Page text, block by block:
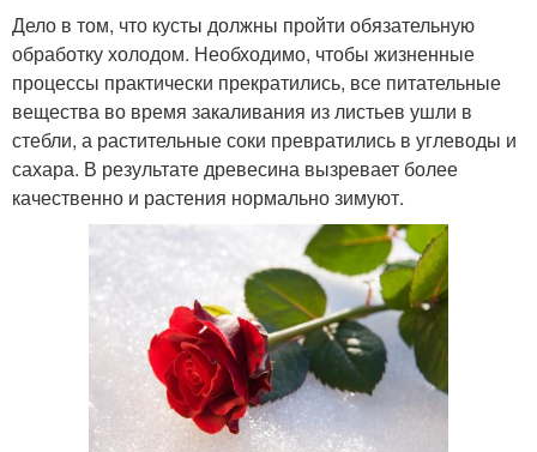
Дело в том, что кусты должны пройти обязательную
обработку холодом. Необходимо, чтобы жизненные
процессы практически прекратились, все питательные
вещества во время закаливания из листьев ушли в
стебли, а растительные соки превратились в углеводы и
сахара. В результате древесина вызревает более
качественно и растения нормально зимуют.